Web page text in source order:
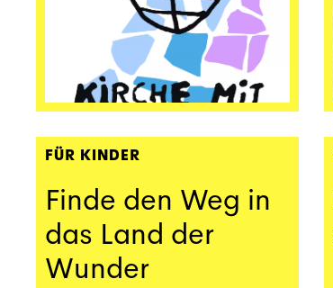
FÜR KINDER
Finde den Weg in
das Land der
Wunder